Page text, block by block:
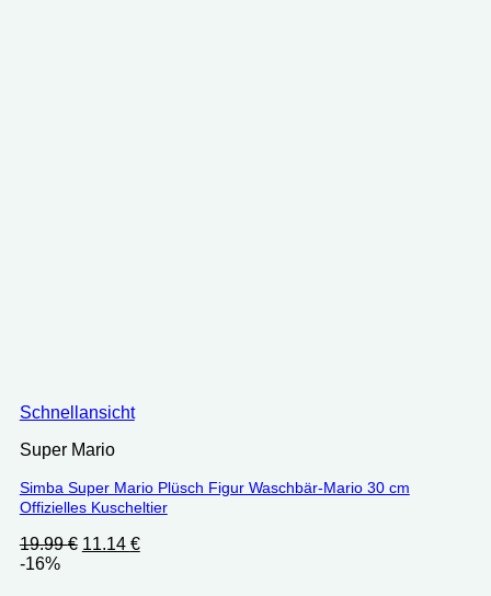
Schnellansicht
Super Mario
Simba Super Mario Plüsch Figur Waschbär-Mario 30 cm
Offizielles Kuscheltier
19.99€ Ursprünglicher
11.14 €Aktueller
-16%